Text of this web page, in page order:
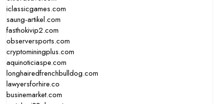
iclassicgames.com
saung-artikel.com
fasthokivip2.com
observersports.com
cryptominingplus.com
aquinoticiaspe.com
longhairedfrenchbulldog.com
lawyersforhire.co
businemarket.com